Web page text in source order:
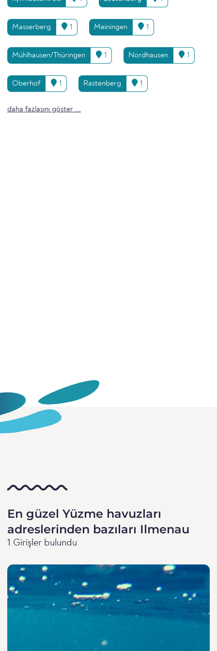
Masserberg 1 Meiningen 1
Mühlhausen/Thüringen 1 Nordhausen 1
Oberhof 1 Rastenberg 1
daha fazlasını göster ...
En güzel Yüzme havuzları
adreslerinden bazıları Ilmenau
1 Girişler bulundu